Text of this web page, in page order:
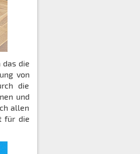
das die
von
die
und
allen
für die